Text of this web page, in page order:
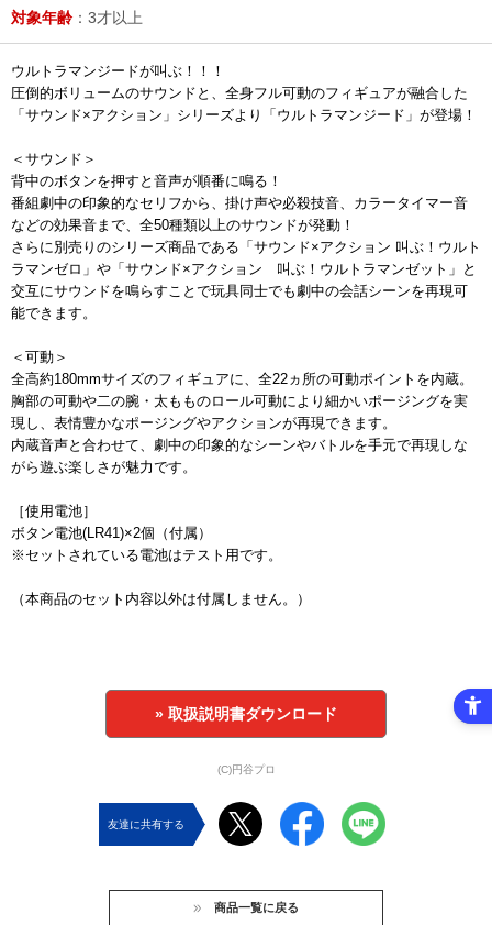
対象年齢 ：3才以上
ウルトラマンジードが叫ぶ！！！
圧倒的ボリュームのサウンドと、全身フル可動のフィギュアが融合した
「サウンド×アクション」シリーズより「ウルトラマンジード」が登場！
＜サウンド＞
背中のボタンを押すと音声が順番に鳴る！
番組劇中の印象的なセリフから、掛け声や必殺技音、カラータイマー音
などの効果音まで、全50種類以上のサウンドが発動！
さらに別売りのシリーズ商品である「サウンド×アクション 叫ぶ！ウルト
ラマンゼロ」や「サウンド×アクション 叫ぶ！ウルトラマンゼット」と
交互にサウンドを鳴らすことで玩具同士でも劇中の会話シーンを再現可
能できます。
＜可動＞
全高約180mmサイズのフィギュアに、全22ヵ所の可動ポイントを内蔵。
胸部の可動や二の腕・太もものロール可動により細かいポージングを実
現し、表情豊かなポージングやアクションが再現できます。
内蔵音声と合わせて、劇中の印象的なシーンやバトルを手元で再現しな
がら遊ぶ楽しさが魅力です。
［使用電池］
ボタン電池(LR41)×2個（付属）
※セットされている電池はテスト用です。
（本商品のセット内容以外は付属しません。）
» 取扱説明書ダウンロード
(C)円谷プロ
友達に共有する
商品一覧に戻る